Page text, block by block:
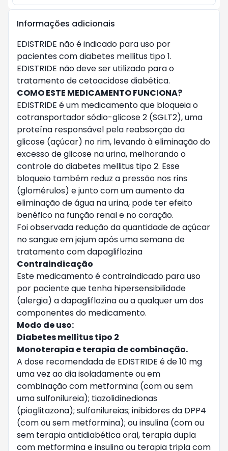
Informações adicionais
EDISTRIDE não é indicado para uso por
pacientes com diabetes mellitus tipo 1.
EDISTRIDE não deve ser utilizado para o
tratamento de cetoacidose diabética.
COMO ESTE MEDICAMENTO FUNCIONA?
EDISTRIDE é um medicamento que bloqueia o
cotransportador sódio-glicose 2 (SGLT2), uma
proteína responsável pela reabsorção da
glicose (açúcar) no rim, levando à eliminação do
excesso de glicose na urina, melhorando o
controle do diabetes mellitus tipo 2. Esse
bloqueio também reduz a pressão nos rins
(glomérulos) e junto com um aumento da
eliminação de água na urina, pode ter efeito
benéfico na função renal e no coração.
Foi observada redução da quantidade de açúcar
no sangue em jejum após uma semana de
tratamento com dapagliflozina
Contraindicação
Este medicamento é contraindicado para uso
por paciente que tenha hipersensibilidade
(alergia) a dapagliflozina ou a qualquer um dos
componentes do medicamento.
Modo de uso:
Diabetes mellitus tipo 2
Monoterapia e terapia de combinação.
A dose recomendada de EDISTRIDE é de 10 mg
uma vez ao dia isoladamente ou em
combinação com metformina (com ou sem
uma sulfonilureia); tiazolidinedionas
(pioglitazona); sulfonilureias; inibidores da DPP4
(com ou sem metformina); ou insulina (com ou
sem terapia antidiabética oral, terapia dupla
com metformina e insulina ou terapia tripla com